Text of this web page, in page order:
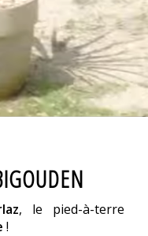
, le pied-à-terre
!